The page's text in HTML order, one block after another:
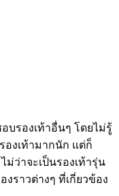
บรองเท้าอื่นๆ โดยไม่รู้
องเท้ามากนัก แต่ก็
ม่ว่าจะเป็นรองเท้ารุ่น
งราวต่างๆ ที่เกี่ยวข้อง